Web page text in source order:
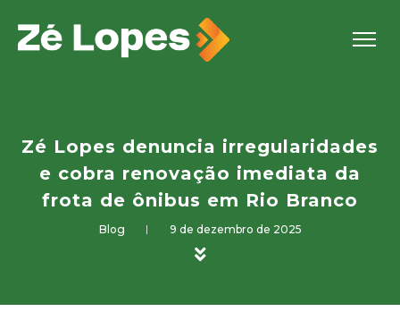
Zé Lopes denuncia irregularidades
e cobra renovação imediata da
frota de ônibus em Rio Branco
Blog 9 de dezembro de 2025